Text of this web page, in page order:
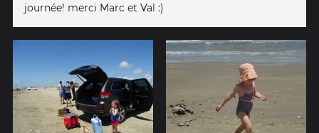
journée! merci Marc et Val :)